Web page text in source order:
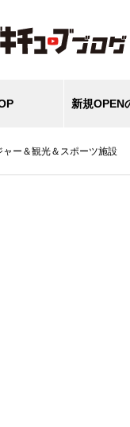
新規OPEN
ャー＆観光＆スポーツ施設